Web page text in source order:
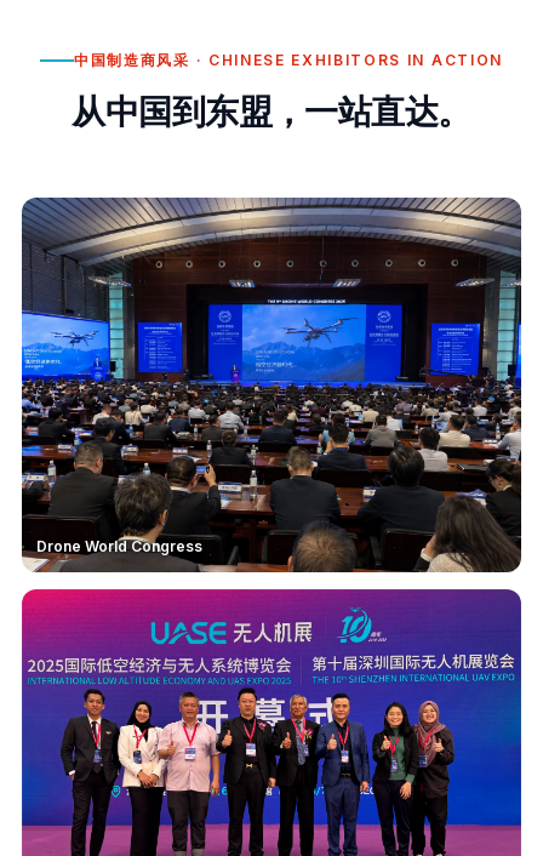
中国制造商风采 · CHINESE EXHIBITORS IN ACTION
从中国到东盟，一站直达。
Drone World Congress